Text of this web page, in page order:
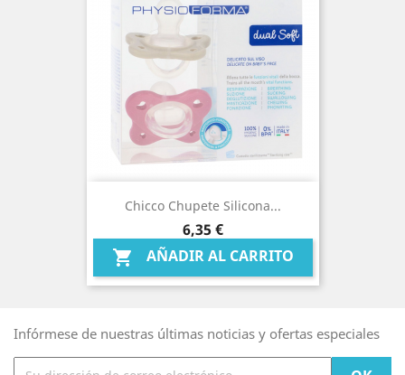
Chicco Chupete Silicona...
Precio
6,35 €
 AÑADIR AL CARRITO
Infórmese de nuestras últimas noticias y ofertas especiales